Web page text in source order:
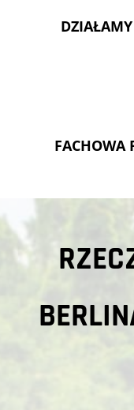
FACHOWA